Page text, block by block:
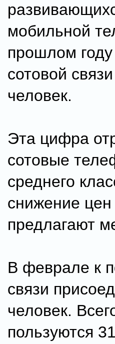
мобильной
прошлом
сотовой
человек.
Эта цифра
сотовые
среднего
снижение цен
предлагают
В феврале к
связи
человек.
пользуются